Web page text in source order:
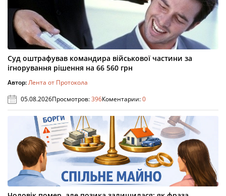
Суд оштрафував командира військової частини за
ігнорування рішення на 66 560 грн
Автор:Лента от Протокола
05.08.2026Просмотров:396Коментарии:0